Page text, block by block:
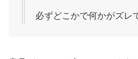
必ずどこかで何かがズレ